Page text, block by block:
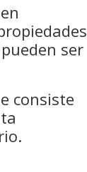
ser
consiste